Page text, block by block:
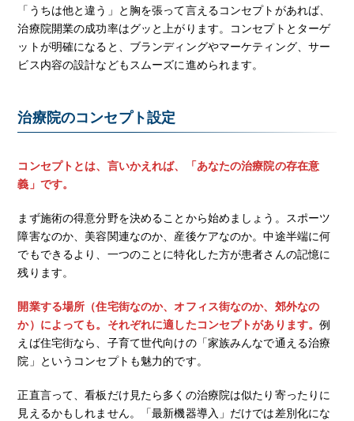
「うちは他と違う」と胸を張って言えるコンセプトがあれば、
治療院開業の成功率はグッと上がります。コンセプトとターゲ
ットが明確になると、ブランディングやマーケティング、サー
ビス内容の設計などもスムーズに進められます。
治療院のコンセプト設定
コンセプトとは、言いかえれば、「あなたの治療院の存在意
義」です。
まず施術の得意分野を決めることから始めましょう。スポーツ
障害なのか、美容関連なのか、産後ケアなのか。中途半端に何
でもできるより、一つのことに特化した方が患者さんの記憶に
残ります。
開業する場所（住宅街なのか、オフィス街なのか、郊外なの
か）によっても。それぞれに適したコンセプトがあります。例
えば住宅街なら、子育て世代向けの「家族みんなで通える治療
院」というコンセプトも魅力的です。
正直言って、看板だけ見たら多くの治療院は似たり寄ったりに
見えるかもしれません。「最新機器導入」だけでは差別化にな